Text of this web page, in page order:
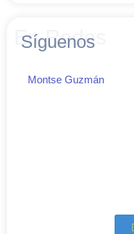
En Redes
Síguenos
Montse Guzmán